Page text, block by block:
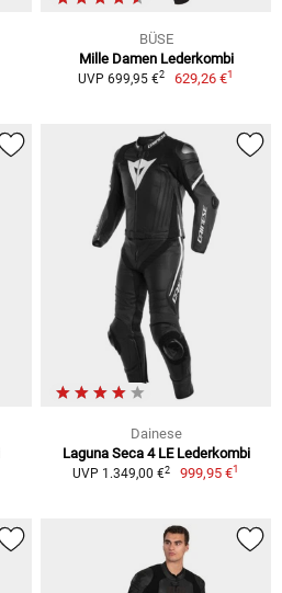
BÜSE
Mille Damen Lederkombi
UVP 699,95 €2 629,26 €1
Dainese
Laguna Seca 4 LE Lederkombi
UVP 1.349,00 €2 999,95 €1